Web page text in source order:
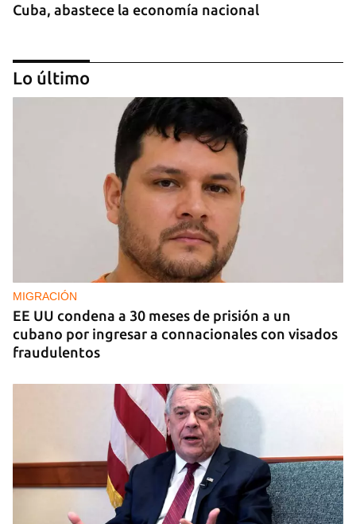
Cuba, abastece la economía nacional
EE UU duplica sus ventas de combustible al
sector privado cubano
Lo último
MIGRACIÓN
EE UU condena a 30 meses de prisión a un
cubano por ingresar a connacionales con visados
fraudulentos